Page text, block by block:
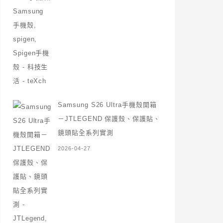
Samsung S26 Ultra手機殼開箱
－JTLEGEND 保護殼、保護貼、
鏡頭貼全系列實測
2026-04-27